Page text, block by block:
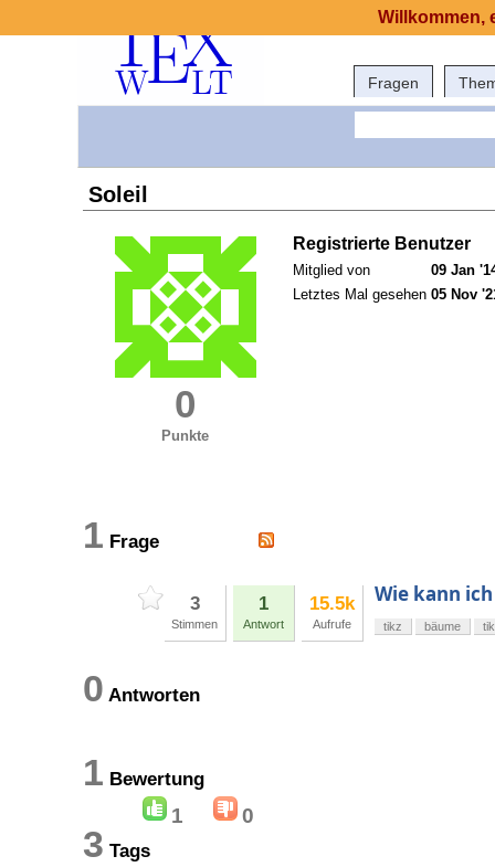
Fragen
Soleil
0
Punkte
Registrierte Benutzer
Mitglied von
09 Jan
Letztes Mal gesehen 05 Nov
1 Frage
3
Stimmen
1
Antwort
15.5k
Aufrufe
Wie kann
tikz bäume
0 Antworten
1 Bewertung
1 0
3 Tags
Willkommen,